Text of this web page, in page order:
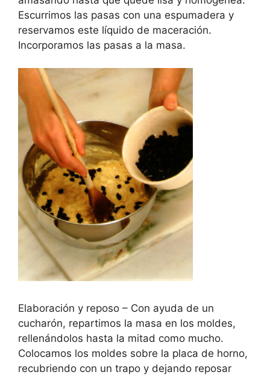
Escurrimos las pasas con una espumadera y
reservamos este líquido de maceración.
Incorporamos las pasas a la masa.
Elaboración y reposo – Con ayuda de un
cucharón, repartimos la masa en los moldes,
rellenándolos hasta la mitad como mucho.
Colocamos los moldes sobre la placa de horno,
recubriendo con un trapo y dejando reposar